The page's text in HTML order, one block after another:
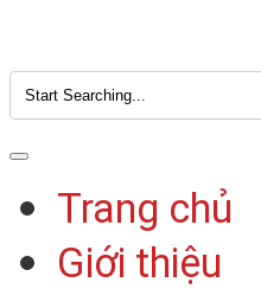
Trang chủ
Giới thiệu